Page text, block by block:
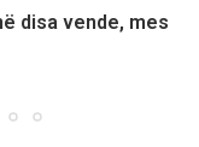
disa vende, mes